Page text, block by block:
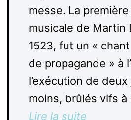
messe. La
musicale de Martin
1523, fut un « chant
de propagande » à
l’exécution de
moins, brûlés vifs à
Lire la suite